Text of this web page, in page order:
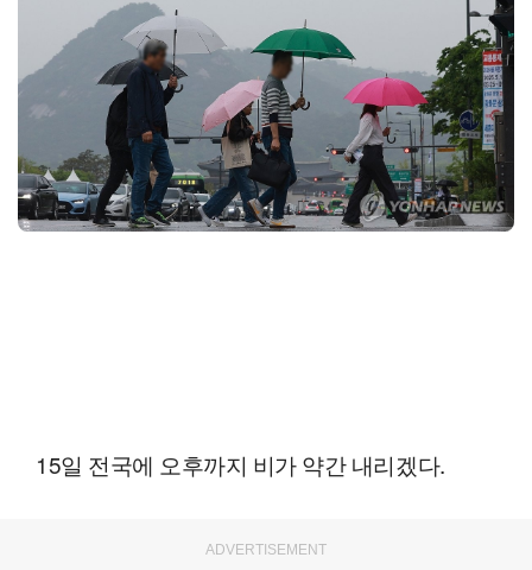
15일 전국에 오후까지 비가 약간 내리겠다.
ADVERTISEMENT